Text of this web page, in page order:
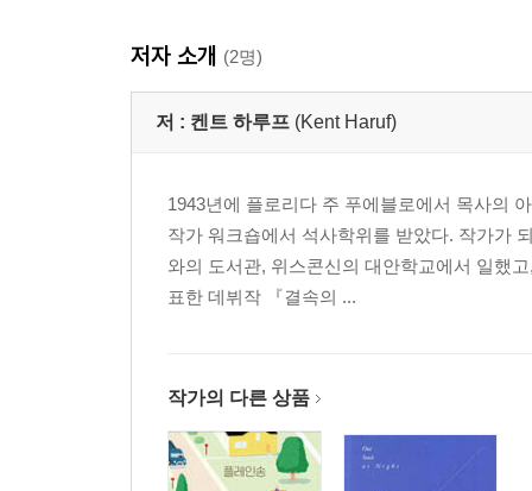
저자 소개 (2명)
저 : 켄트 하루프 (Kent Haruf)
1943년에 플로리다 주 푸에블로에서 목사의
작가 워크숍에서 석사학위를 받았다. 작가가
와의 도서관, 위스콘신의 대안학교에서 일했
표한 데뷔작 『결속의 ...
작가의 다른 상품